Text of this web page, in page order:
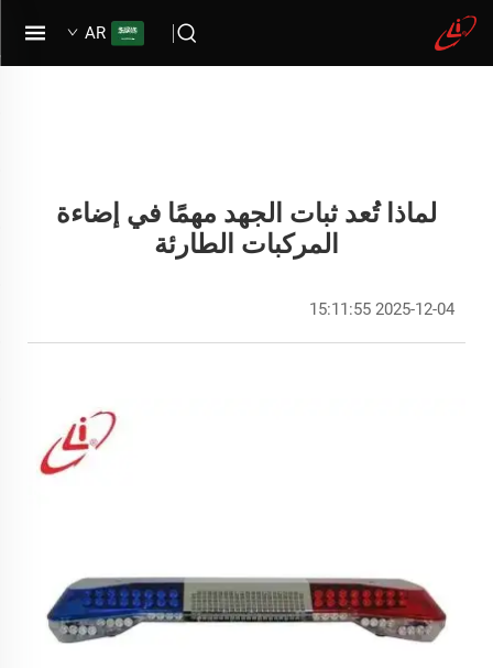
AR
لماذا تُعد ثبات الجهد مهمًا في إضاءة
المركبات الطارئة
2025-12-04 15:11:55